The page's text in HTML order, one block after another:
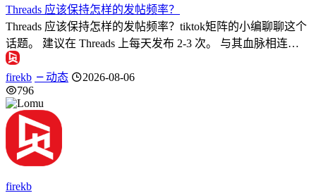
Threads 应该保持怎样的发帖频率？
Threads 应该保持怎样的发帖频率？tiktok矩阵的小编聊聊这个
话题。 建议在 Threads 上每天发布 2-3 次。 与其血脉相连…
firekb 动态
2026-08-06
796
firekb